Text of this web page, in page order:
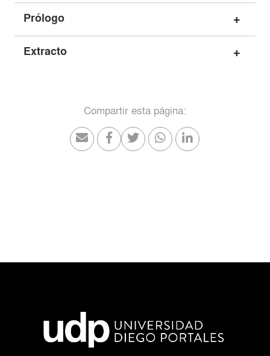
Prólogo
Extracto
Compartir esta página: